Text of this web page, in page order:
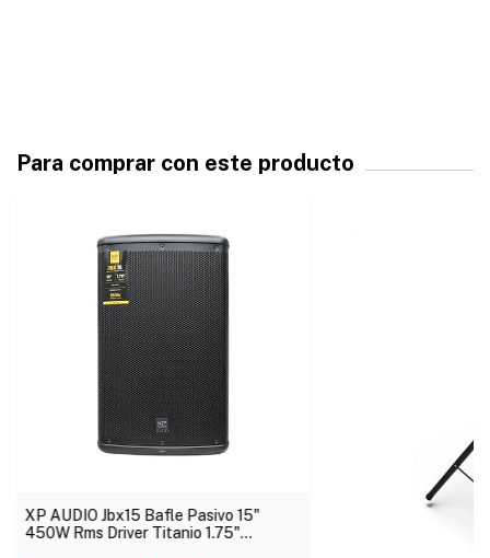
Para comprar con este producto
XP AUDIO Jbx15 Bafle Pasivo 15"
450W Rms Driver Titanio 1.75"